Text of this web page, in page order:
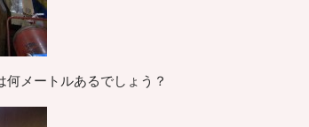
メートルあるでしょう？